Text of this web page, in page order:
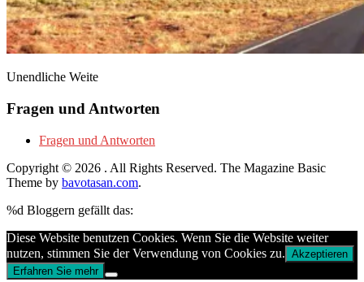
Unendliche Weite
Fragen und Antworten
Fragen und Antworten
Copyright © 2026 . All Rights Reserved. The Magazine Basic
Theme by bavotasan.com.
%d Bloggern gefällt das:
Diese Website benutzen Cookies. Wenn Sie die Website weiter
nutzen, stimmen Sie der Verwendung von Cookies zu. Akzeptieren
Erfahren Sie mehr